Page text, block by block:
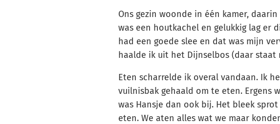
Ons gezin woonde in één kamer,
was een houtkachel en gelukkig lag er
had een goede slee en dat was mijn
haalde ik uit het Dijnselbos (daar staat
Eten scharrelde ik overal vandaan. Ik
vuilnisbak gehaald om te eten. Ergens
was Hansje dan ook bij. Het bleek
eten. We aten alles wat we maar